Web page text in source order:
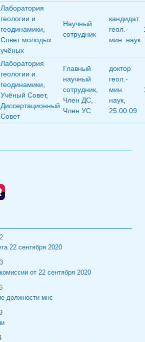
Лаборатория
геологии и
геодинамики,
Совет молодых
учёных
Научный
сотрудник
кандидат
геол.-
мин. наук
Лаборатория
геологии и
геодинамики,
Учёный Совет,
Диссертационный
Совет
Главный
научный
сотрудник,
Член ДС,
Член УС
доктор
геол.-
мин.
наук,
25.00.09
22 сентября 2020
от 22 сентября 2020
должности мнс